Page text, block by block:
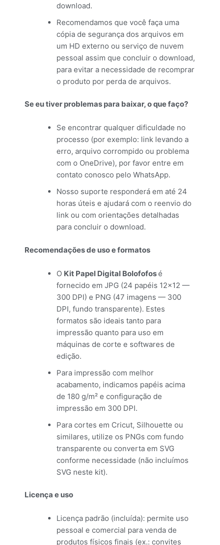
download.
Recomendamos que você faça uma
cópia de segurança dos arquivos em
um HD externo ou serviço de nuvem
pessoal assim que concluir o download,
para evitar a necessidade de recomprar
o produto por perda de arquivos.
Se eu tiver problemas para baixar, o que faço?
Se encontrar qualquer dificuldade no
processo (por exemplo: link levando a
erro, arquivo corrompido ou problema
com o OneDrive), por favor entre em
contato conosco pelo WhatsApp.
Nosso suporte responderá em até 24
horas úteis e ajudará com o reenvio do
link ou com orientações detalhadas
para concluir o download.
Recomendações de uso e formatos
O Kit Papel Digital Bolofofosé
fornecido em JPG (24 papéis 12×12 —
300 DPI) e PNG (47 imagens — 300
DPI, fundo transparente). Estes
formatos são ideais tanto para
impressão quanto para uso em
máquinas de corte e softwares de
edição.
Para impressão com melhor
acabamento, indicamos papéis acima
de 180 g/m² e configuração de
impressão em 300 DPI.
Para cortes em Cricut, Silhouette ou
similares, utilize os PNGs com fundo
transparente ou converta em SVG
conforme necessidade (não incluímos
SVG neste kit).
Licença e uso
Licença padrão (incluída): permite uso
pessoal e comercial para venda de
produtos físicos finais (ex.: convites